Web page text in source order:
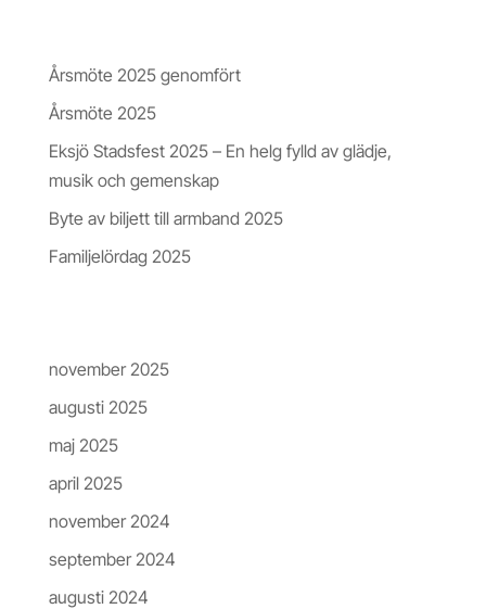
Årsmöte 2025 genomfört
Årsmöte 2025
Eksjö Stadsfest 2025 – En helg fylld av glädje,
musik och gemenskap
Byte av biljett till armband 2025
Familjelördag 2025
november 2025
augusti 2025
maj 2025
april 2025
november 2024
september 2024
augusti 2024